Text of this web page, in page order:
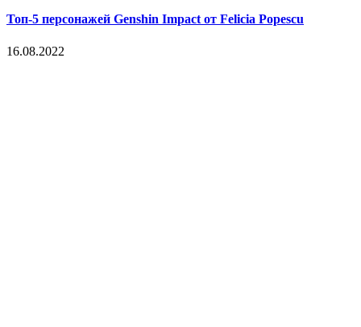
Топ-5 персонажей Genshin Impact от Felicia Popescu
16.08.2022